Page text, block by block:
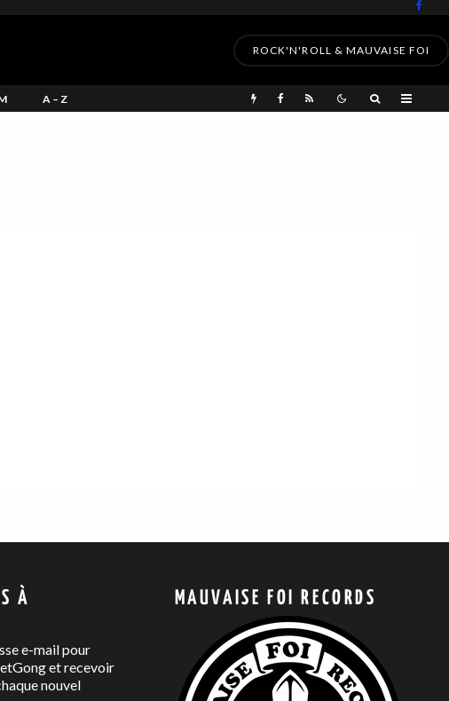
ROCK'N'ROLL & MAUVAISE FOI
A – Z
À
e-mail pour
et recevoir
nouvel
MAUVAISE FOI RECORDS